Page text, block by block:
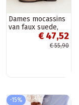
Dames mocassins
van faux suede,
zandkleur Laisie
€ 47,52
€ 55,90
-15%